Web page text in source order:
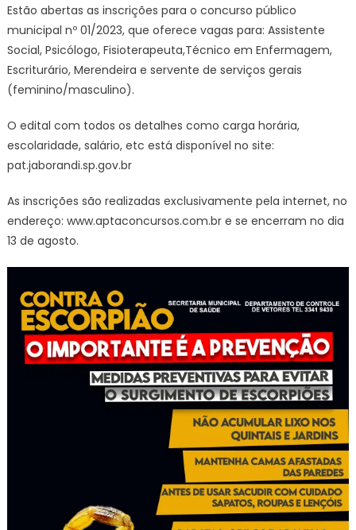
Estão abertas as inscrições para o concurso público
municipal nº 01/2023, que oferece vagas para: Assistente
Social, Psicólogo, Fisioterapeuta,Técnico em Enfermagem,
Escriturário, Merendeira e servente de serviços gerais
(feminino/masculino).
O edital com todos os detalhes como carga horária,
escolaridade, salário, etc está disponível no site:
pat.jaborandi.sp.gov.br
As inscrições são realizadas exclusivamente pela internet, no
endereço: www.aptaconcursos.com.br e se encerram no dia
13 de agosto.